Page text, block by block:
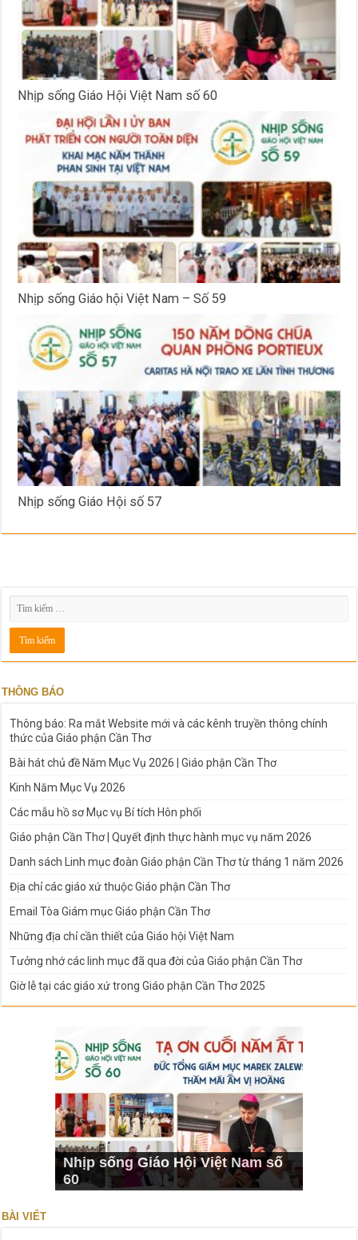
Nhịp sống Giáo Hội Việt Nam số 60
Nhịp sống Giáo hội Việt Nam – Số 59
Nhịp sống Giáo Hội số 57
THÔNG BÁO
Thông báo: Ra mắt Website mới và các kênh truyền thông chính
thức của Giáo phận Cần Thơ
Bài hát chủ đề Năm Mục Vụ 2026 | Giáo phận Cần Thơ
Kinh Năm Mục Vụ 2026
Các mẫu hồ sơ Mục vụ Bí tích Hôn phối
Giáo phận Cần Thơ | Quyết định thực hành mục vụ năm 2026
Danh sách Linh mục đoàn Giáo phận Cần Thơ từ tháng 1 năm 2026
Địa chỉ các giáo xứ thuộc Giáo phận Cần Thơ
Email Tòa Giám mục Giáo phận Cần Thơ
Những địa chỉ cần thiết của Giáo hội Việt Nam
Tưởng nhớ các linh mục đã qua đời của Giáo phận Cần Thơ
Giờ lễ tại các giáo xứ trong Giáo phận Cần Thơ 2025
Nhịp sống Giáo Hội Việt Nam số
60
BÀI VIẾT